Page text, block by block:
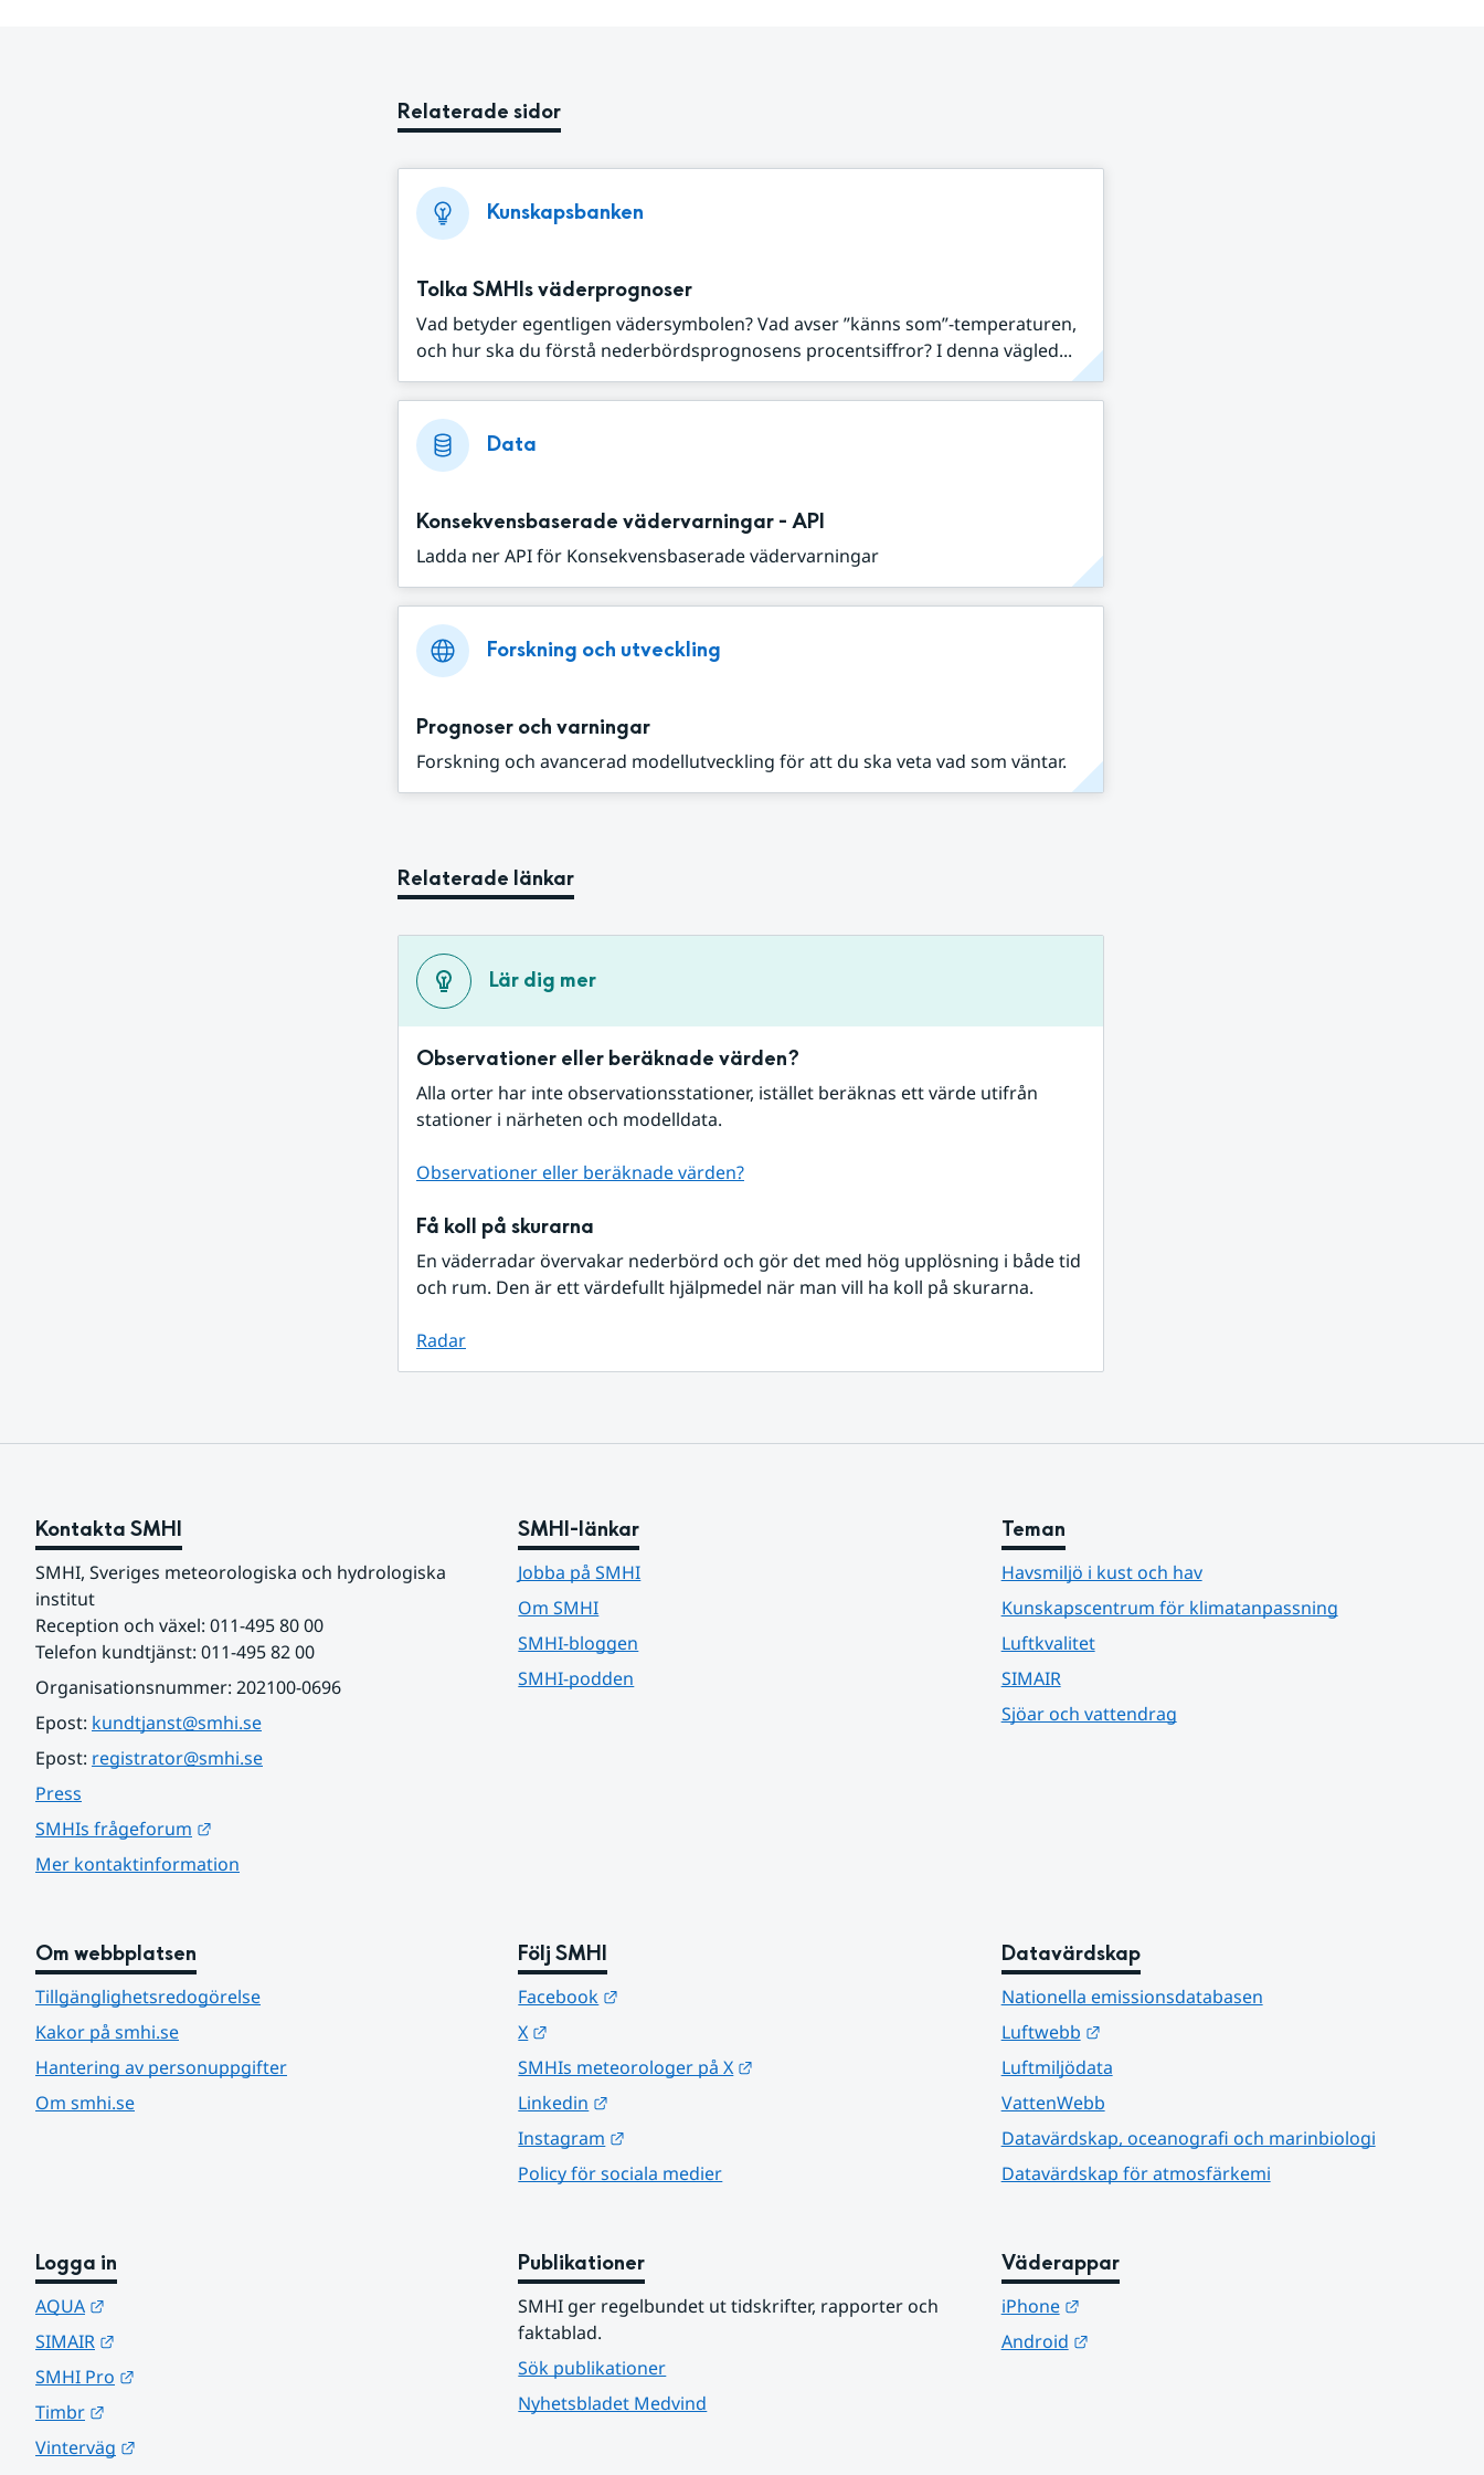
Relaterade sidor
Kunskapsbanken
Tolka SMHIs väderprognoser
Vad betyder egentligen vädersymbolen? Vad avser ”känns som”-temperaturen,
och hur ska du förstå nederbördsprognosens procentsiffror? I denna vägled...
Data
Konsekvensbaserade vädervarningar - API
Ladda ner API för Konsekvensbaserade vädervarningar
Forskning och utveckling
Prognoser och varningar
Forskning och avancerad modellutveckling för att du ska veta vad som väntar.
Relaterade länkar
Lär dig mer
Observationer eller beräknade värden?
Alla orter har inte observationsstationer, istället beräknas ett värde utifrån
stationer i närheten och modelldata.
Observationer eller beräknade värden?
Få koll på skurarna
En väderradar övervakar nederbörd och gör det med hög upplösning i både tid
och rum. Den är ett värdefullt hjälpmedel när man vill ha koll på skurarna.
Radar
Kontakta SMHI
SMHI, Sveriges meteorologiska och hydrologiska
institut
Reception och växel: 011-495 80 00
Telefon kundtjänst: 011-495 82 00
Organisationsnummer: 202100-0696
Epost: kundtjanst@smhi.se
Epost: registrator@smhi.se
Press
SMHIs frågeforum
Mer kontaktinformation
SMHI-länkar
Jobba på SMHI
Om SMHI
SMHI-bloggen
SMHI-podden
Teman
Havsmiljö i kust och hav
Kunskapscentrum för klimatanpassning
Luftkvalitet
SIMAIR
Sjöar och vattendrag
Om webbplatsen
Tillgänglighetsredogörelse
Kakor på smhi.se
Hantering av personuppgifter
Om smhi.se
Följ SMHI
Facebook
X
SMHIs meteorologer på X
Linkedin
Instagram
Policy för sociala medier
Datavärdskap
Nationella emissionsdatabasen
Luftwebb
Länk till annan webbplats.
Luftmiljödata
VattenWebb
Datavärdskap, oceanografi och marinbiologi
Datavärdskap för atmosfärkemi
Logga in
AQUA
SIMAIR
SMHI Pro
Timbr
Vinterväg
Publikationer
SMHI ger regelbundet ut tidskrifter, rapporter och
faktablad.
Sök publikationer
Nyhetsbladet Medvind
Väderappar
iPhone
Länk till annan webbplats.
Android
Länk till annan webbplats.